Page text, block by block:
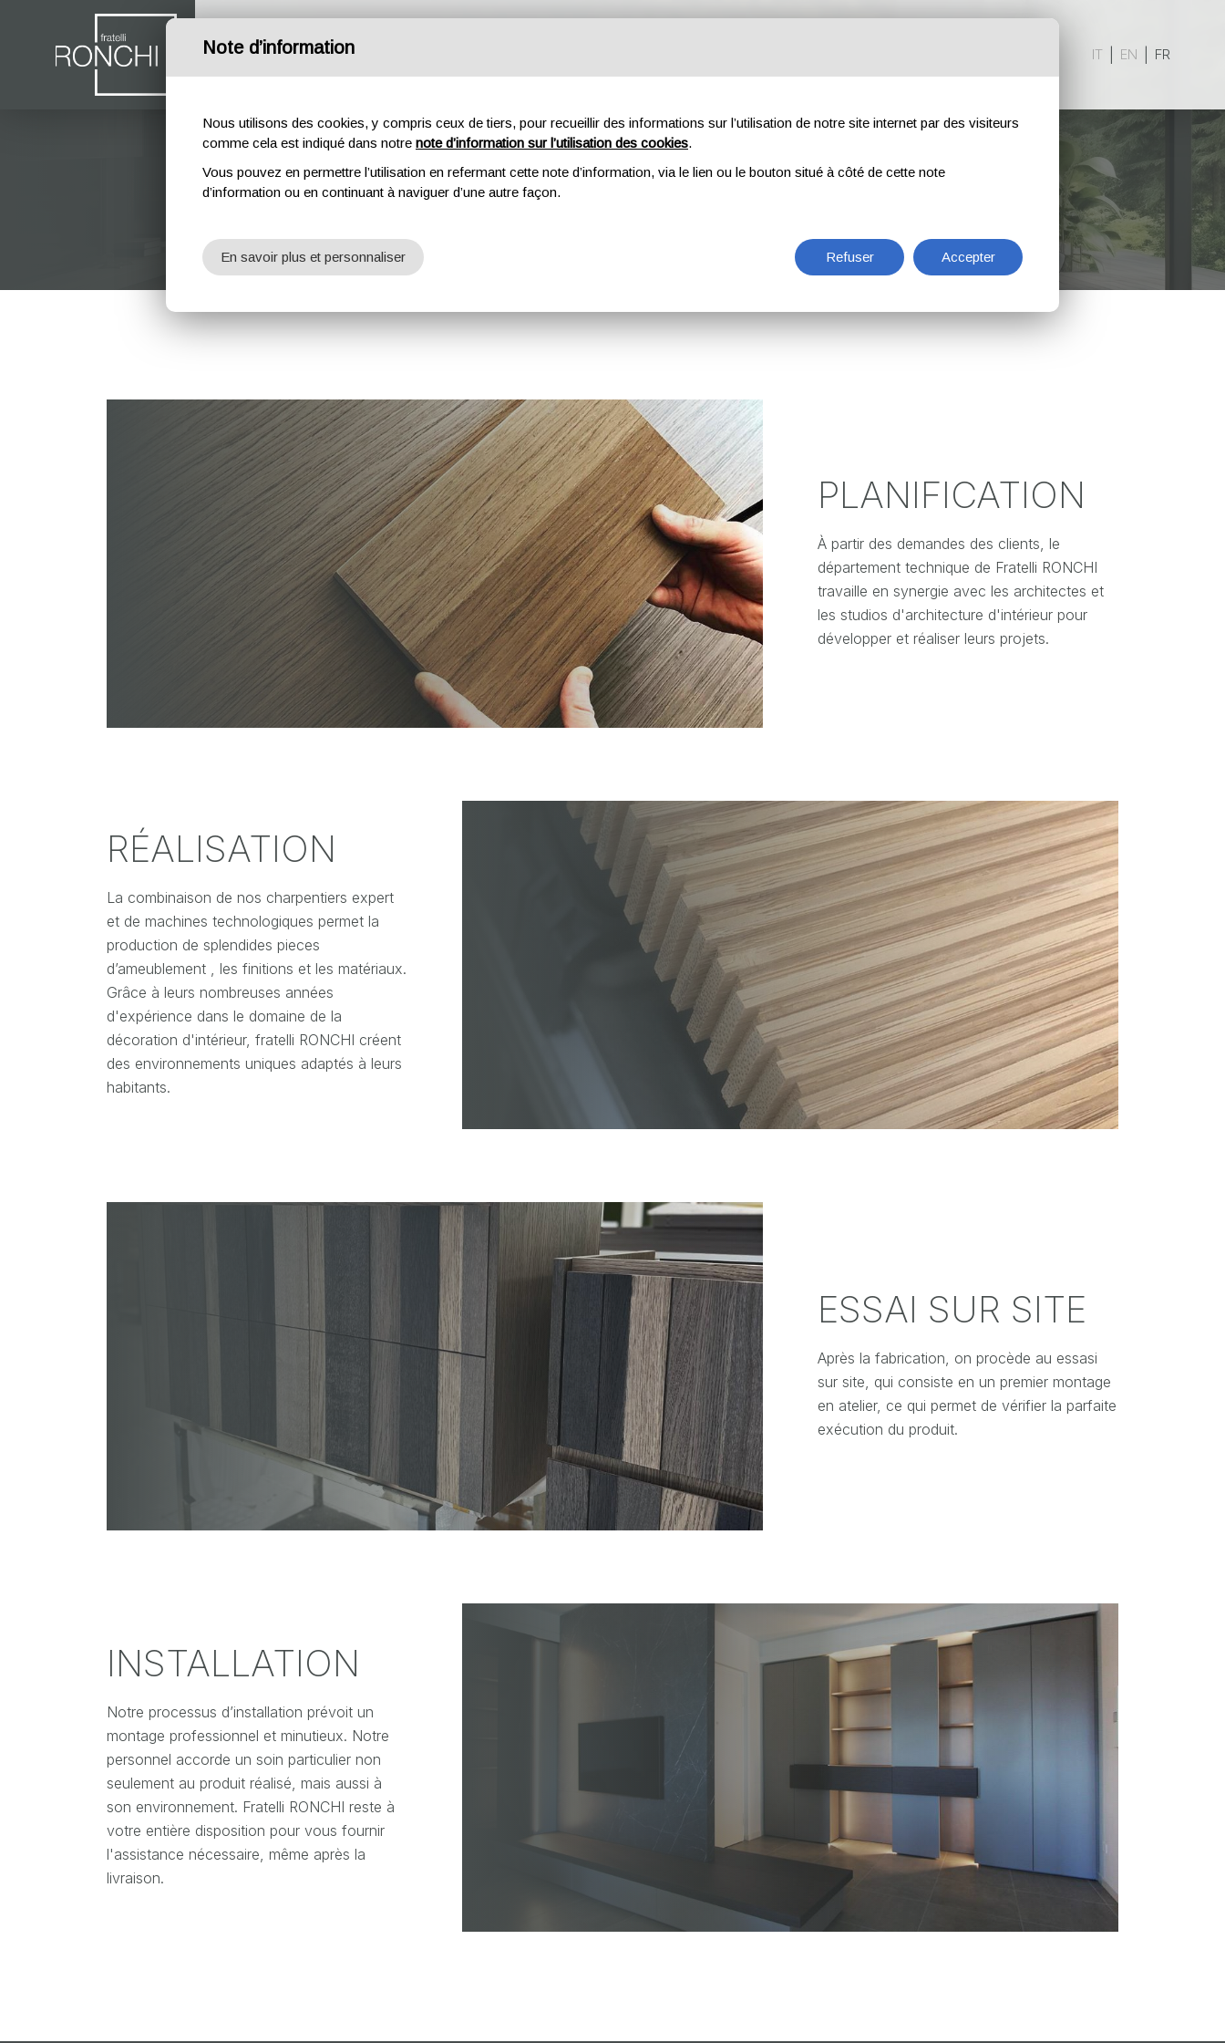
IT EN FR
ACCUEIL ENTREPRISE
SERVICES
PLANIFICATION
À partir des demandes des clients, le
département technique de Fratelli RONCHI
travaille en synergie avec les architectes et
les studios d'architecture d'intérieur pour
développer et réaliser leurs projets.
RÉALISATION
La combinaison de nos charpentiers expert
et de machines technologiques permet la
production de splendides pieces
d’ameublement , les finitions et les matériaux.
Grâce à leurs nombreuses années
d'expérience dans le domaine de la
décoration d'intérieur, fratelli RONCHI créent
des environnements uniques adaptés à leurs
habitants.
ESSAI SUR SITE
Après la fabrication, on procède au essasi
sur site, qui consiste en un premier montage
en atelier, ce qui permet de vérifier la parfaite
exécution du produit.
INSTALLATION
Notre processus d’installation prévoit un
montage professionnel et minutieux. Notre
personnel accorde un soin particulier non
seulement au produit réalisé, mais aussi à
son environnement. Fratelli RONCHI reste à
votre entière disposition pour vous fournir
l'assistance nécessaire, même après la
livraison.
Note d’information
Nous utilisons des cookies, y compris ceux de tiers, pour recueillir des informations sur l’utilisation de notre site internet par des visiteurs
comme cela est indiqué dans notre note d’information sur l’utilisation des cookies.
Vous pouvez en permettre l’utilisation en refermant cette note d’information, via le lien ou le bouton situé à côté de cette note
d’information ou en continuant à naviguer d’une autre façon.
Refuser Accepter
En savoir plus et personnaliser